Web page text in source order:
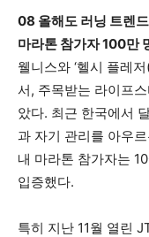
08 올해도 러닝 트렌
마라톤 참가자 100만
웰니스와 ‘헬시 플레
서, 주목받는 라이프
았다. 최근 한국에서
과 자기 관리를 아우
내 마라톤 참가자는
입증했다.
특히 지난 11월 열린